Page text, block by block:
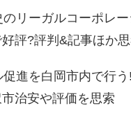
リーガルコーポレ
評?評判&記事ほか
促進を白岡市内で行
治安や評価を思索